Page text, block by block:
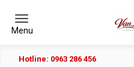
Hotline: 0963 286 456
Toggle
Menu